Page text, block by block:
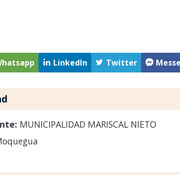
LinkedIn Twitter
MUNICIPALIDAD MARISCAL NIETO